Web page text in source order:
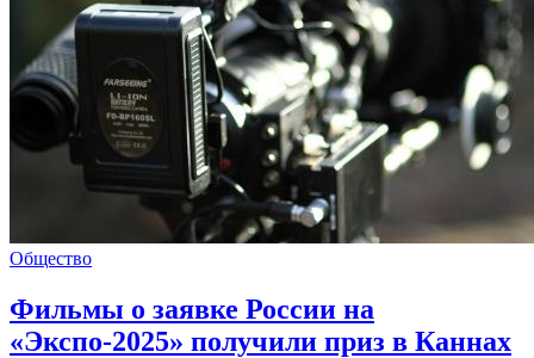
Общество
Фильмы о заявке России на
«Экспо-2025» получили приз в Каннах